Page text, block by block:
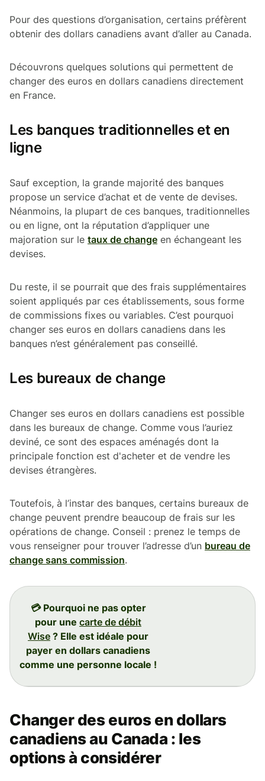
Pour des questions d’organisation, certains préfèrent
obtenir des dollars canadiens avant d’aller au Canada.
Découvrons quelques solutions qui permettent de
changer des euros en dollars canadiens directement
en France.
Les banques traditionnelles et en
ligne
Sauf exception, la grande majorité des banques
propose un service d’achat et de vente de devises.
Néanmoins, la plupart de ces banques, traditionnelles
ou en ligne, ont la réputation d’appliquer une
majoration sur le taux de change en échangeant les
devises.
Du reste, il se pourrait que des frais supplémentaires
soient appliqués par ces établissements, sous forme
de commissions fixes ou variables. C’est pourquoi
changer ses euros en dollars canadiens dans les
banques n’est généralement pas conseillé.
Les bureaux de change
Changer ses euros en dollars canadiens est possible
dans les bureaux de change. Comme vous l’auriez
deviné, ce sont des espaces aménagés dont la
principale fonction est d'acheter et de vendre les
devises étrangères.
Toutefois, à l’instar des banques, certains bureaux de
change peuvent prendre beaucoup de frais sur les
opérations de change. Conseil : prenez le temps de
vous renseigner pour trouver l’adresse d’un bureau de
change sans commission.
💳 Pourquoi ne pas opter
pour une carte de débit
Wise ? Elle est idéale pour
payer en dollars canadiens
comme une personne locale !
Changer des euros en dollars
canadiens au Canada : les
options à considérer